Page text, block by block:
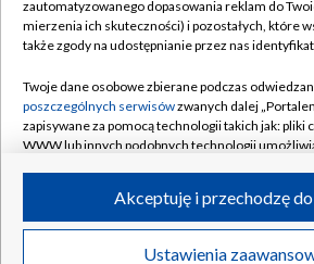
Oferta
Emisja w TVP
Rada
Ogłoszenia
Akademia
Biuro reklamy
Kanały
©2026 Telewizja Polska Spółka
zautomatyzowanego dopasowania reklam do
mierzenia ich skuteczności) i pozostałych, które
także zgody na udostępnianie przez nas
Twoje dane osobowe zbierane podczas
poszczególnych serwisówzwanych dalej
zapisywane za pomocą technologii takich jak: pliki
WWW lub innych podobnych technologii
ruchu w Internecie.
Twoje dane osobowe zbierane podczas
Ustawienia
Akceptuję i przechodzę